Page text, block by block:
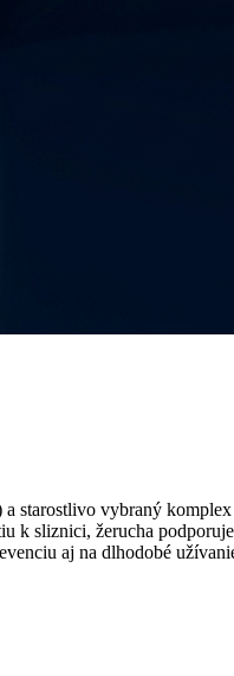
vybraný
k sliznici, žerucha
aj na dlhodobé